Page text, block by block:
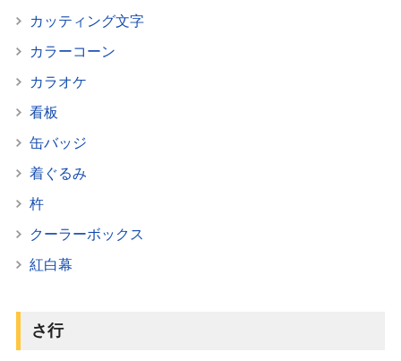
カッティング文字
カラーコーン
カラオケ
看板
缶バッジ
着ぐるみ
杵
クーラーボックス
紅白幕
さ行